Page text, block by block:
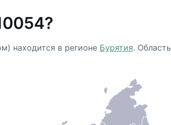
находится в регионе Бурятия. Область